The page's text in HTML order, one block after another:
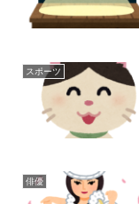
スポーツ
俳優